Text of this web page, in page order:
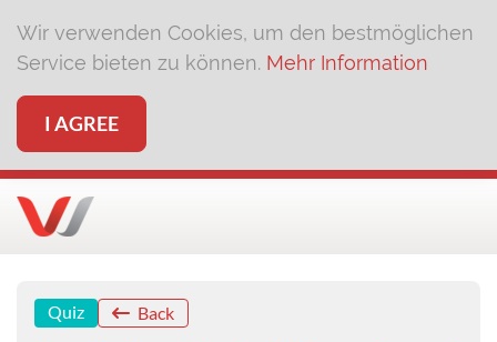
Wir verwenden Cookies, um den bestmöglichen
Service bieten zu können. Mehr Information
I AGREE
Quiz Back